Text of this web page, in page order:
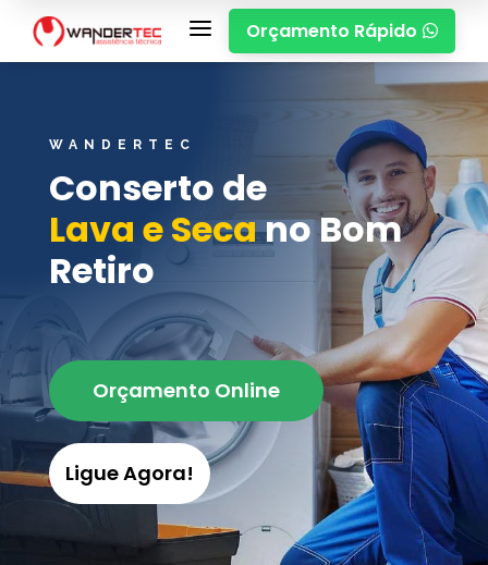
a Orçamento Rápido 
WANDERTEC
Conserto de
Lava e Secano Bom
Retiro
Orçamento Online
Ligue Agora!